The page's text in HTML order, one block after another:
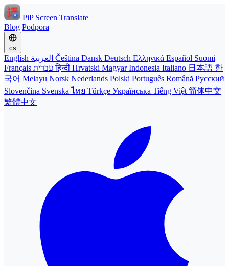
PiP Screen Translate
Blog Podpora
cs
English Čeština Dansk Deutsch Ελληνικά Español Suomi
Français
עבריתहिन्दी Hrvatski MagyarIndonesia Italiano 日本語 한
국어 Melayu Norsk Nederlands Polski Português Română Русский
Slovenčina Svenskaไทย Türkçe Українська Tiếng Việt 简体中文
繁體中文